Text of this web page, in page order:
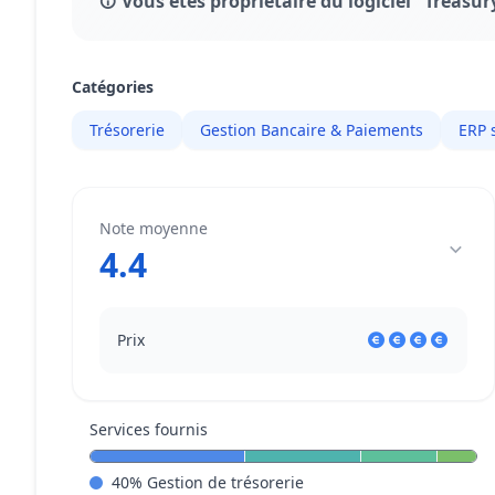
Catégories
Trésorerie Gestion Bancaire & Paiements
Note moyenne
4.4
Prix
Services fournis
40% Gestion de trésorerie